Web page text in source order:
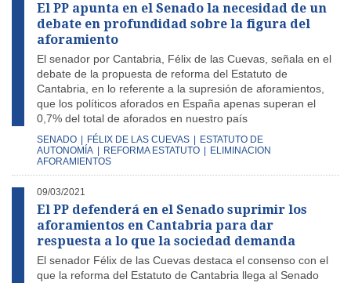
El PP apunta en el Senado la necesidad de un
debate en profundidad sobre la figura del
aforamiento
El senador por Cantabria, Félix de las Cuevas, señala en el
debate de la propuesta de reforma del Estatuto de
Cantabria, en lo referente a la supresión de aforamientos,
que los políticos aforados en España apenas superan el
0,7% del total de aforados en nuestro país
SENADO FÉLIX DE LAS CUEVAS
ESTATUTO DE
AUTONOMÍA
REFORMA ESTATUTO
ELIMINACION
AFORAMIENTOS
09/03/2021
El PP defenderá en el Senado suprimir los
aforamientos en Cantabria para dar
respuesta a lo que la sociedad demanda
El senador Félix de las Cuevas destaca el consenso con el
que la reforma del Estatuto de Cantabria llega al Senado